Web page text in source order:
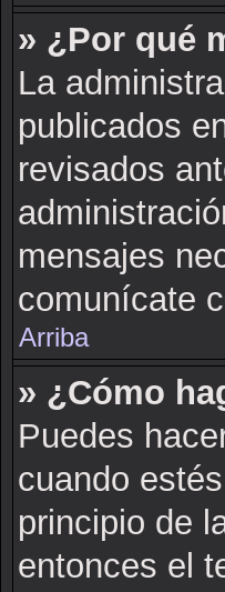
» ¿Por qué
La
publicados
revisados
mensajes
comunícate
Arriba
» ¿Cómo
Puedes
cuando
principio de
entonces el